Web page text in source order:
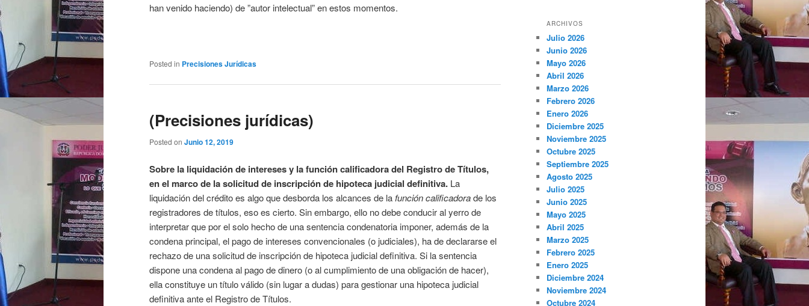
han venido haciendo) de ”autor intelectual” en estos momentos.
Posted in Precisiones Jurídicas
(Precisiones jurídicas)
Posted on Junio 12, 2019
Sobre la liquidación de intereses y la función calificadora del Registro de Títulos,
en el marco de la solicitud de inscripción de hipoteca judicial definitiva. La
liquidación del crédito es algo que desborda los alcances de lafunción calificadorade los
registradores de títulos, eso es cierto. Sin embargo, ello no debe conducir al yerro de
interpretar que por el solo hecho de una sentencia condenatoria imponer, además de la
condena principal, el pago de intereses convencionales (o judiciales), ha de declararse el
rechazo de una solicitud de inscripción de hipoteca judicial definitiva. Si la sentencia
dispone una condena al pago de dinero (o al cumplimiento de una obligación de hacer),
ella constituye un título válido (sin lugar a dudas) para gestionar una hipoteca judicial
definitiva ante el Registro de Títulos.
ARCHIVOS
Julio 2026
Junio 2026
Mayo 2026
Abril 2026
Marzo 2026
Febrero 2026
Enero 2026
Diciembre 2025
Noviembre 2025
Octubre 2025
Septiembre 2025
Agosto 2025
Julio 2025
Junio 2025
Mayo 2025
Abril 2025
Marzo 2025
Febrero 2025
Enero 2025
Diciembre 2024
Noviembre 2024
Octubre 2024